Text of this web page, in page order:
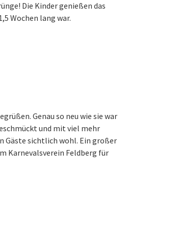
Die Kinder genießen das
Wochen lang war.
Genau so neu wie sie war
und mit viel mehr
Gäste sichtlich wohl. Ein großer
Karnevalsverein Feldberg für